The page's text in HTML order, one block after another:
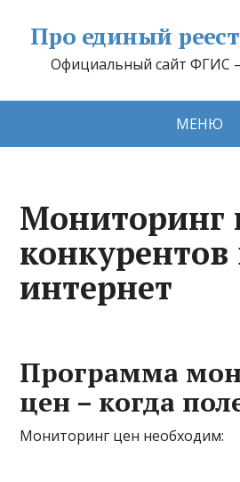
Про единый
Официальный сайт ФГИС
МЕНЮ
Мониторинг
конкурентов
интернет
Программа
цен – когда
Мониторинг цен необходим: